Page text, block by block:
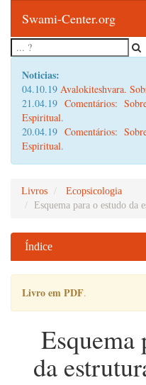
Swami-Center.org
Noticias:
04.10.19 Avalokiteshvara.
21.04.19 Comentários:
Espiritual.
20.04.19 Comentários:
Espiritual.
Livros
Ecopsicologia
Esquema para o estudo da
Índice
Livro em PDF.
Esquema
da